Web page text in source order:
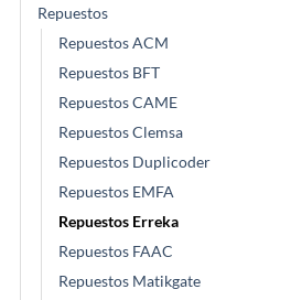
Repuestos
Repuestos ACM
Repuestos BFT
Repuestos CAME
Repuestos Clemsa
Repuestos Duplicoder
Repuestos EMFA
Repuestos Erreka
Repuestos FAAC
Repuestos Matikgate